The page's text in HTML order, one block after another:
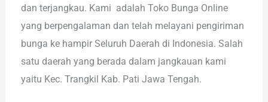
dan terjangkau. Kami adalah Toko Bunga Online
yang berpengalaman dan telah melayani pengiriman
bunga ke hampir Seluruh Daerah di Indonesia. Salah
satu daerah yang berada dalam jangkauan kami
yaitu Kec. Trangkil Kab. Pati Jawa Tengah.